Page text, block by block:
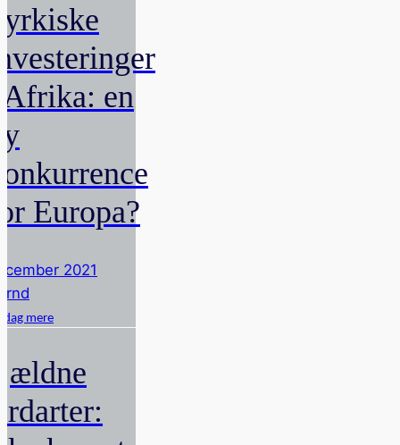
en
Europa?
2021
mere